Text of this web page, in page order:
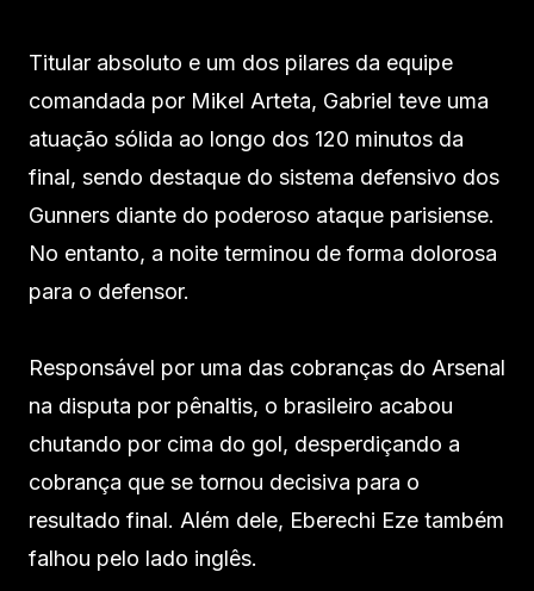
Titular absoluto e um dos pilares da equipe
comandada por Mikel Arteta, Gabriel teve uma
atuação sólida ao longo dos 120 minutos da
final, sendo destaque do sistema defensivo dos
Gunners diante do poderoso ataque parisiense.
No entanto, a noite terminou de forma dolorosa
para o defensor.
Responsável por uma das cobranças do Arsenal
na disputa por pênaltis, o brasileiro acabou
chutando por cima do gol, desperdiçando a
cobrança que se tornou decisiva para o
resultado final. Além dele, Eberechi Eze também
falhou pelo lado inglês.